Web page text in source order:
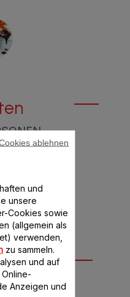
und das Öl in die
und
unsere
Cookies sowie
(allgemein als
verwenden,
zu sammeln.
und auf
Anzeigen und
ablehnen